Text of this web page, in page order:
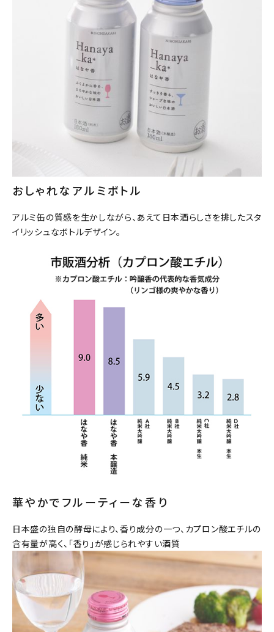
おしゃれなアルミボトル
アルミ缶の質感を生かしながら、あえて日本酒らしさを排したスタ
イリッシュなボトルデザイン。
華やかでフルーティーな香り
日本盛の独自の酵母により、香り成分の一つ、カプロン酸エチルの
含有量が高く、「香り」が感じられやすい酒質